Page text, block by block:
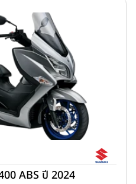
ABS ปี 2024